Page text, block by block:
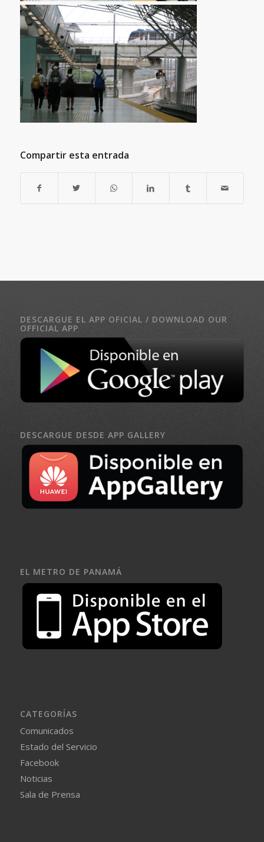
Compartir esta entrada
DESCARGUE EL APP OFICIAL / DOWNLOAD OUR
OFFICIAL APP
DESCARGUE DESDE APP GALLERY
EL METRO DE PANAMÁ
CATEGORÍAS
Comunicados
Estado del Servicio
Facebook
Noticias
Sala de Prensa